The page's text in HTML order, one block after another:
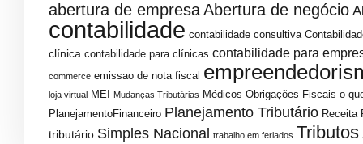
abertura de empresaAbertura de negócio
contabilidade contabilidade consultiva
clínica contabilidade para clínicas contabilidade para
commerce emissao de nota fiscal
loja virtual MEI Mudanças Tributárias Médicos Obrigações Fiscais o
PlanejamentoFinanceiro Planejamento Tributário Receita
tributário Simples Nacional trabalho em feriados Tributos